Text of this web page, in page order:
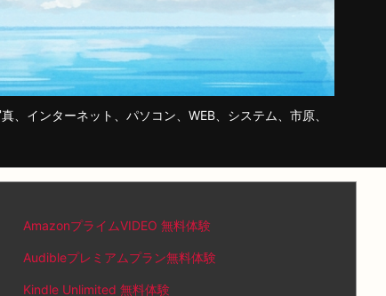
インターネット、パソコン、WEB、システム、市原、
AmazonプライムVIDEO 無料体験
Audibleプレミアムプラン無料体験
Kindle Unlimited 無料体験